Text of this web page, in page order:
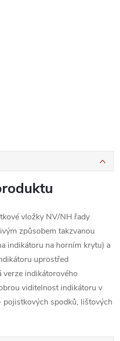
vložky NV/NH řady
způsobem takzvanou
indikátoru na horním krytu) a
uprostřed
verze indikátorového
viditelnost indikátoru v
spodků, lištových